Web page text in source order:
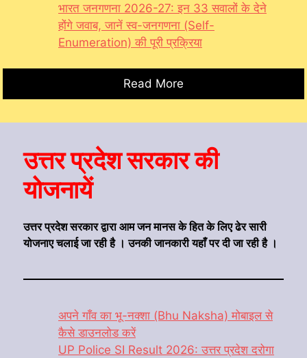
भारत जनगणना 2026-27: इन 33 सवालों के देने
होंगे जवाब, जानें स्व-जनगणना (Self-
Enumeration) की पूरी प्रक्रिया
Read More
उत्तर प्रदेश सरकार की
योजनायें
उत्तर प्रदेश सरकार द्वारा आम जन मानस के हित के लिए ढेर सारी
योजनाए चलाई जा रही है । उनकी जानकारी यहाँ पर दी जा रही है ।
अपने गाँव का भू-नक्शा (Bhu Naksha) मोबाइल से
कैसे डाउनलोड करें
UP Police SI Result 2026: उत्तर प्रदेश दरोगा